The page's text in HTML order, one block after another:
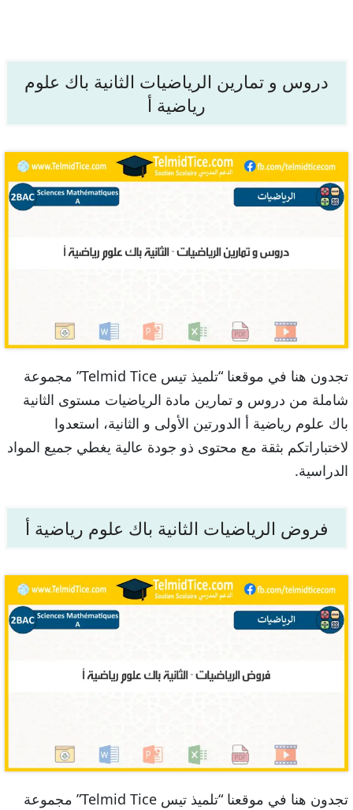
دروس و تمارين الرياضيات الثانية باك علوم
رياضية أ
تجدون هنا في موقعنا “تلميذ تيس Telmid Tice” مجموعة
شاملة من دروس و تمارين مادة الرياضيات مستوى الثانية
باك علوم رياضية أ الدورتين الأولى و الثانية، استعدوا
لاختباراتكم بثقة مع محتوى ذو جودة عالية يغطي جميع المواد
الدراسية.
فروض الرياضيات الثانية باك علوم رياضية أ
تجدون هنا في موقعنا “تلميذ تيس Telmid Tice” مجموعة